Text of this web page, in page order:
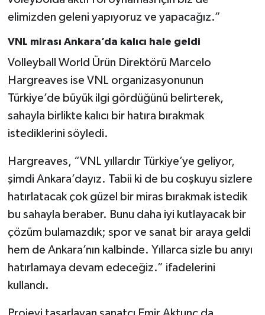
elimizden geleni yapıyoruz ve yapacağız.”
VNL mirası Ankara’da kalıcı hale geldi
Volleyball World Ürün Direktörü Marcelo
Hargreaves ise VNL organizasyonunun
Türkiye’de büyük ilgi gördüğünü belirterek,
sahayla birlikte kalıcı bir hatıra bırakmak
istediklerini söyledi.
Hargreaves, “VNL yıllardır Türkiye’ye geliyor,
şimdi Ankara’dayız. Tabii ki de bu coşkuyu sizlere
hatırlatacak çok güzel bir miras bırakmak istedik
bu sahayla beraber. Bunu daha iyi kutlayacak bir
çözüm bulamazdık; spor ve sanat bir araya geldi
hem de Ankara’nın kalbinde. Yıllarca sizle bu anıyı
hatırlamaya devam edeceğiz.” ifadelerini
kullandı.